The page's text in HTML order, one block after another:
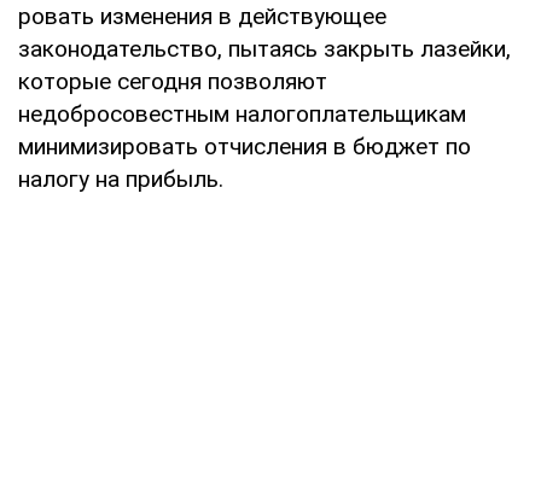
ровать изменения в действующее
законодательство, пытаясь закрыть лазейки,
кото­рые сегодня позволяют
недобросовестным налогоплательщикам
минимизировать от­числения в бюджет по
налогу на прибыль.